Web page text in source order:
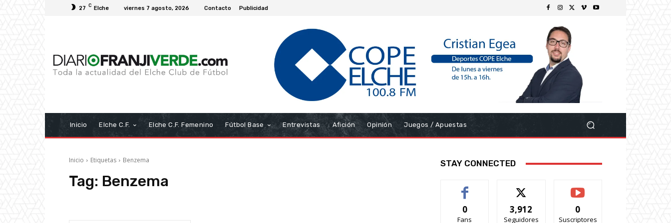
27 C Elche viernes 7 agosto, 2026 Contacto Publicidad
Inicio Elche C.F. Elche C.F. Femenino Fútbol Base Entrevistas Afición Opinión Juegos / Apuestas
Inicio Etiquetas Benzema
Tag: Benzema
STAY CONNECTED
0
Fans
3,912
Seguidores
0
Suscriptores